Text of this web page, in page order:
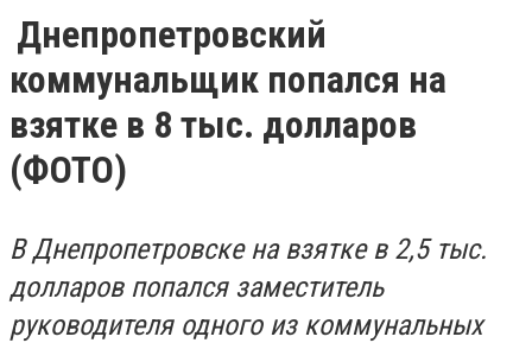
Днепропетровский
коммунальщик попался на
взятке в 8 тыс. долларов
(ФОТО)
В Днепропетровске на взятке в 2,5 тыс.
долларов попался заместитель
руководителя одного из коммунальных